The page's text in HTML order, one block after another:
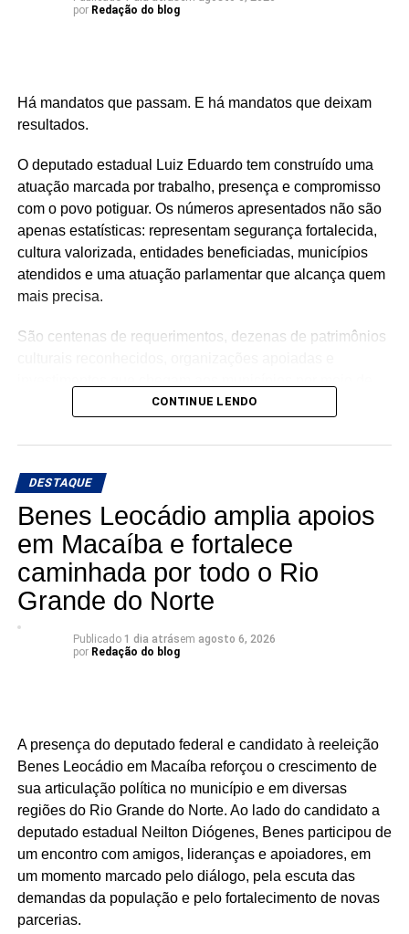
por Redação do blog
Há mandatos que passam. E há mandatos que deixam
resultados.
O deputado estadual Luiz Eduardo tem construído uma
atuação marcada por trabalho, presença e compromisso
com o povo potiguar. Os números apresentados não são
apenas estatísticas: representam segurança fortalecida,
cultura valorizada, entidades beneficiadas, municípios
atendidos e uma atuação parlamentar que alcança quem
mais precisa.
São centenas de requerimentos, dezenas de patrimônios
emendas parlamentares. Um trabalho que demonstra que
ações concretas e resultados que reforçam seu
compromisso com o desenvolvimento do Rio Grande do
Norte. Um mandato presente, atuante e comprometido em
fazer a diferença na vida dos potiguares.
KALLYANNO MOTA Emilson Santos Luiz Eduardo
Há mandatos que passam. E há mandatos que deixam
resultados.
com o povo potiguar. Os números apresentados não são
apenas estatísticas: representam segurança fortalecida,
cultura valorizada, entidades beneficiadas, municípios
atendidos e uma atuação parlamentar que alcança quem
mais precisa.
São centenas de requerimentos, dezenas de patrimônios
culturais reconhecidos, organizações apoiadas e
investimentos que chegam aos municípios por meio de
CONTINUE LENDO
DESTAQUE
Benes Leocádio amplia apoios
em Macaíba e fortalece
caminhada por todo o Rio
Grande do Norte
Publicado 1 dia atrásem agosto 6, 2026
por Redação do blog
A presença do deputado federal e candidato à reeleição
Benes Leocádio em Macaíba reforçou o crescimento de
sua articulação política no município e em diversas
regiões do Rio Grande do Norte. Ao lado do candidato a
deputado estadual Neilton Diógenes, Benes participou de
um encontro com amigos, lideranças e apoiadores, em
um momento marcado pelo diálogo, pela escuta das
demandas da população e pelo fortalecimento de novas
parcerias.